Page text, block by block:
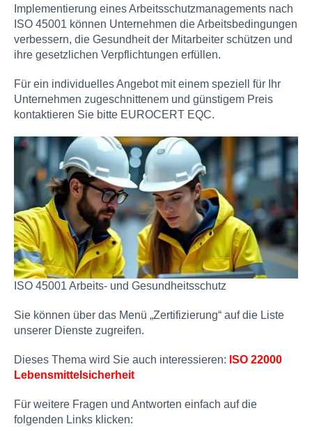
Implementierung eines Arbeitsschutzmanagements nach
ISO 45001 können Unternehmen die Arbeitsbedingungen
verbessern, die Gesundheit der Mitarbeiter schützen und
ihre gesetzlichen Verpflichtungen erfüllen.
Für ein individuelles Angebot mit einem speziell für Ihr
Unternehmen zugeschnittenem und günstigem Preis
kontaktieren Sie bitte EUROCERT EQC.
ISO 45001 Arbeits- und Gesundheitsschutz
Sie können über das Menü „Zertifizierung“ auf die Liste
unserer Dienste zugreifen.
Dieses Thema wird Sie auch interessieren: ISO 22000
Lebensmittelsicherheit
Für weitere Fragen und Antworten einfach auf die
folgenden Links klicken: